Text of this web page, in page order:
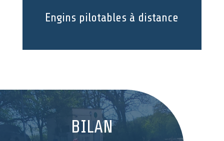
Engins pilotables à distance
BILAN